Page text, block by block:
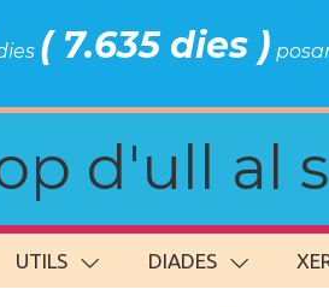
( 7.635 dies )
d'ull al
UTILS DIADES